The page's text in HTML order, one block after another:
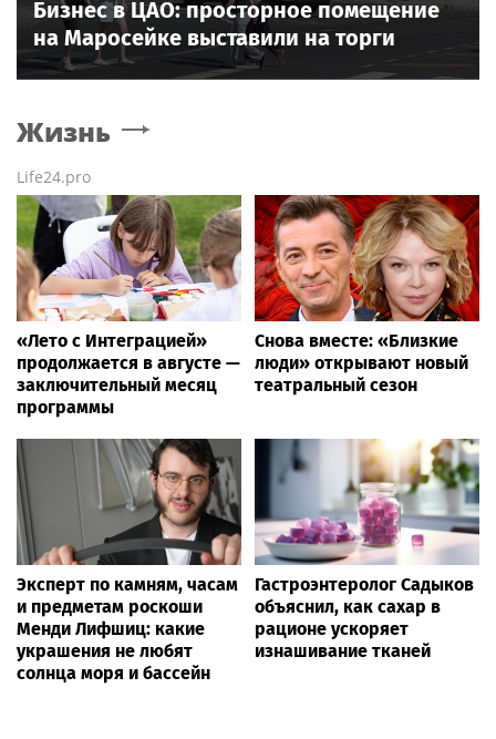
Бизнес в ЦАО: просторное помещение
на Маросейке выставили на торги
Жизнь
Life24.pro
«Лето с Интеграцией»
продолжается в августе —
заключительный месяц
программы
Снова вместе: «Близкие
люди» открывают новый
театральный сезон
Эксперт по камням, часам
и предметам роскоши
Менди Лифшиц: какие
украшения не любят
солнца моря и бассейн
Гастроэнтеролог Садыков
объяснил, как сахар в
рационе ускоряет
изнашивание тканей